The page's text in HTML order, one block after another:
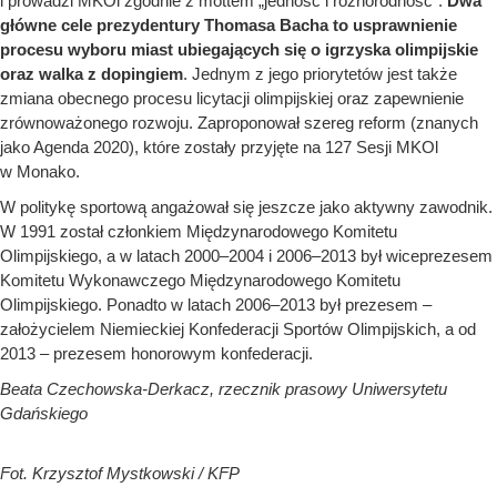
główne cele prezydentury Thomasa Bacha to usprawnienie
procesu wyboru miast ubiegających się o igrzyska olimpijskie
oraz walka z dopingiem. Jednym z jego priorytetów jest także
zmiana obecnego procesu licytacji olimpijskiej oraz zapewnienie
zrównoważonego rozwoju. Zaproponował szereg reform (znanych
jako Agenda 2020), które zostały przyjęte na 127 Sesji MKOl
w Monako.
W politykę sportową angażował się jeszcze jako aktywny zawodnik.
W 1991 został członkiem Międzynarodowego Komitetu
Olimpijskiego, a w latach 2000–2004 i 2006–2013 był wiceprezesem
Komitetu Wykonawczego Międzynarodowego Komitetu
Olimpijskiego. Ponadto w latach 2006–2013 był prezesem –
założycielem Niemieckiej Konfederacji Sportów Olimpijskich, a od
2013 – prezesem honorowym konfederacji.
Beata Czechowska-Derkacz, rzecznik prasowy Uniwersytetu
Gdańskiego
Fot. Krzysztof Mystkowski / KFP